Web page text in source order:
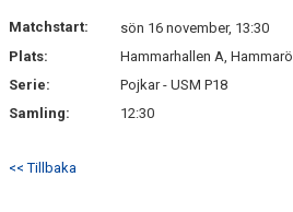
DOKUMENT
Matchstart:
sön 16 november, 13:30
Plats:
Hammarhallen A, Hammarö
Serie:
Pojkar - USM P18
Samling:
12:30
<< Tillbaka